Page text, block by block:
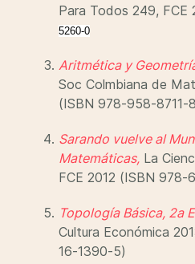
Para Todos 249, FCE
5260-0
Aritmética y
Soc Colmbiana de
(ISBN 978-958-8711-
Sarando vuelve al
Matemáticas, La
FCE 2012 (ISBN
Topología Básica, 2a
Cultura Económica
16-1390-5)